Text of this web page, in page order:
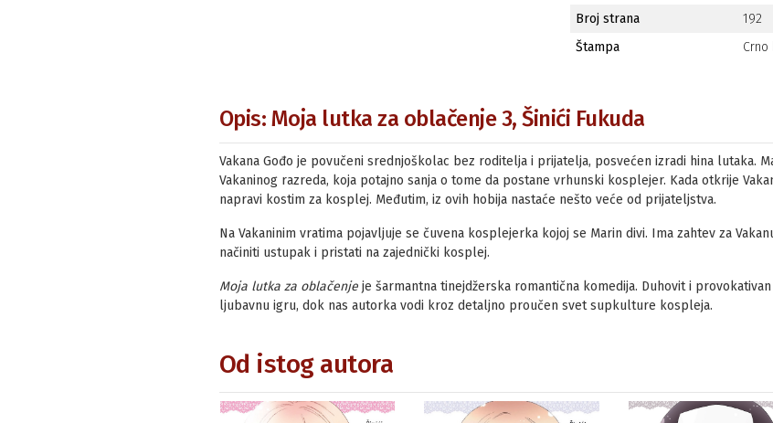
Broj strana
192
Štampa
Opis: Moja lutka za oblačenje 3, Šinići Fukuda
Vakana Gođo je povučeni srednjoškolac bez roditelja i prijatelja, posvećen izradi hina lutaka.
Vakaninog razreda, koja potajno sanja o tome da postane vrhunski kosplejer. Kada otkrije
napravi kostim za kosplej. Međutim, iz ovih hobija nastaće nešto veće od prijateljstva.
Na Vakaninim vratima pojavljuje se čuvena kosplejerka kojoj se Marin divi. Ima zahtev za
načiniti ustupak i pristati na zajednički kosplej.
Moja lutka za oblačenjeje šarmantna tinejdžerska romantična komedija. Duhovit i
ljubavnu igru, dok nas autorka vodi kroz detaljno proučen svet supkulture kospleja.
Od istog autora